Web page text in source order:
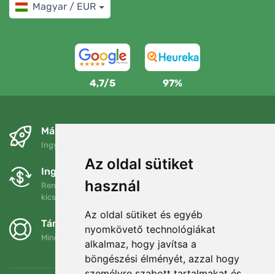
Az oldal sütiket
használ
Az oldal sütiket és egyéb
nyomkövető technológiákat
alkalmaz, hogy javítsa a
böngészési élményét, azzal hogy
Magyar / EUR
4,7/5 97%
Másnapra és ingyenesen
Ingyenes szállítás a következő összeg felett: 80 EUR
Ingyenes csere és visszaküldés
Rendelését 90 napon belül bármikor visszaküldheti vagy
kicserélheti.
Támogatjuk a Trees.org-ot
Minden megrendelésért ültetünk egy fát! Bővebben